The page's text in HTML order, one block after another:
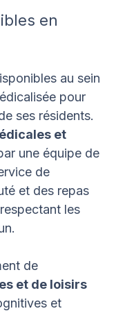
en
au sein
pour
ses résidents.
et
une équipe de
de
et des repas
les
de
et de loisirs
et